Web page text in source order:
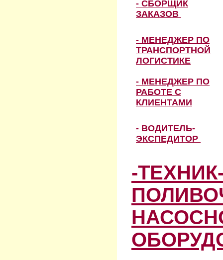
- СБОРЩИК
ЗАКАЗОВ
- МЕНЕДЖЕР ПО
ТРАНСПОРТНОЙ
ЛОГИСТИКЕ
- МЕНЕДЖЕР ПО
РАБОТЕ С
КЛИЕНТАМИ
- ВОДИТЕЛЬ-
ЭКСПЕДИТОР
-